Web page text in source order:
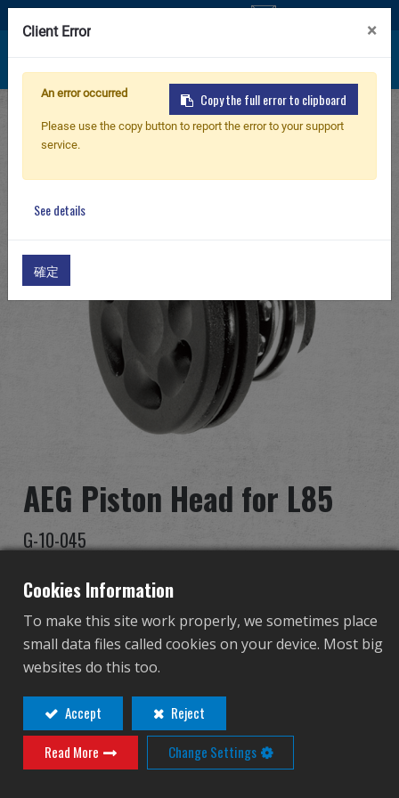
Новый продукт
Airsoft винтовка
Части и аксессуары
ТРЕНИРОВОЧНАЯ СИСТЕМА
О нас
Войти
繁體中文
Français 日本語
Главная Products
PARTS & ACCESSORIES
G-10 Internal Parts
AEG Piston Head for L85
G-10-045
Контакт Вход
Для просмотра этого товара требуется
вход для дилеров!
Cookies Information
To make this site work properly, we sometimes place
small data files called cookies on your device. Most big
websites do this too.
Accept
Reject
Read More
Change Settings
Client Error ×
Copy the full error to clipboard
An error occurred
Please use the copy button to report the error to your support
service.
See details
確定